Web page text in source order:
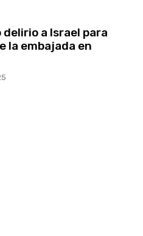
a Israel para
la embajada en